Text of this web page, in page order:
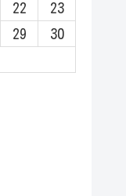
22
23
29
30